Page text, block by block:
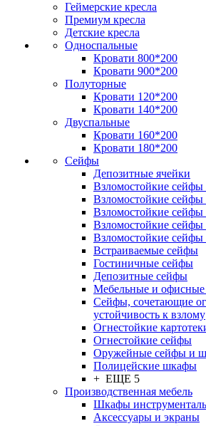
Геймерские кресла
Премиум кресла
Детские кресла
Односпальные
Кровати 800*200
Кровати 900*200
Полуторные
Кровати 120*200
Кровати 140*200
Двуспальные
Кровати 160*200
Кровати 180*200
Сейфы
Депозитные ячейки
Взломостойкие сейфы
Взломостойкие сейфы
Взломостойкие сейфы
Взломостойкие сейфы
Взломостойкие сейфы
Встраиваемые сейфы
Гостиничные сейфы
Депозитные сейфы
Мебельные и
Сейфы, сочетающие
устойчивость к взлому
Огнестойкие
Огнестойкие сейфы
Оружейные сейфы и
Полицейские шкафы
+ ЕЩЕ 5
Производственная мебель
Шкафы
Аксессуары и экраны